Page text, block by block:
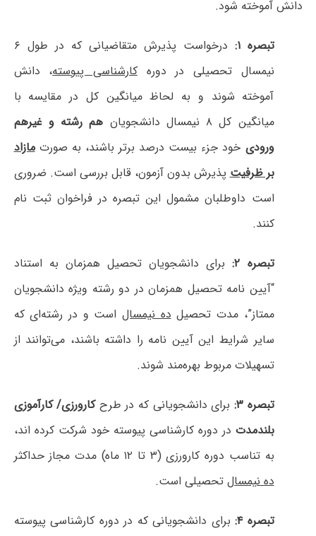
دانش آموخته شود.
تبصره ۱:
درخواست پذیرش متقاضیانی که در طول ۶
نیمسال تحصیلی در دورهکارشناسی پیوسته، دانش
آموخته شوند و به لحاظ میانگین کل در مقایسه با
میانگین کل ۸ نیمسال دانشجویان
هم رشته و غیرهم
ورودی خود جزء بیست درصد برتر باشند، به صورتمازاد
بر ظرفیتپذیرش بدون آزمون، قابل بررسی است. ضروری
است داوطلبان مشمول این تبصره در فراخوان ثبت نام
کنند.
تبصره ۲:
برای دانشجویان تحصیل همزمان به استناد
“آیین نامه تحصیل همزمان در دو رشته ویژه دانشجویان
ممتاز”، مدت تحصیلده نیمسال است و در رشته‌ای که
سایر شرایط این آیین نامه را داشته باشند، می‌توانند از
تسهیلات مربوط بهره‌مند شوند.
تبصره ۳: برای دانشجویانی که در طرحکارورزی/ کارآموزی
بلندمدت در دوره کارشناسی پیوسته خود شرکت کرده اند،
به تناسب دوره کارورزی (۳ تا ۱۲ ماه) مدت مجاز حداکثر
ده نیمسال تحصیلی است.
تبصره ۴:
برای دانشجویانی که در دوره کارشناسی پیوسته